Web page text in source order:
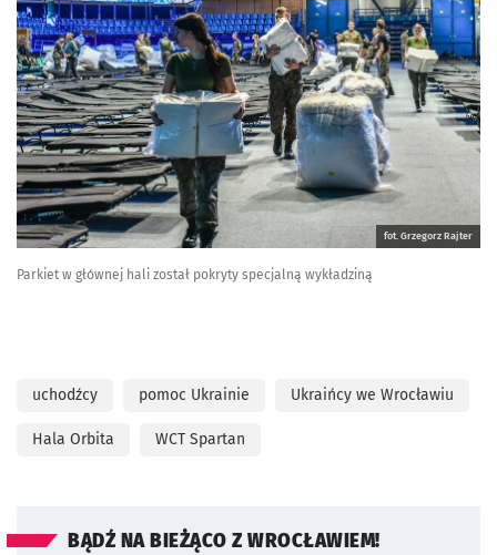
fot. Grzegorz Rajter
Parkiet w głównej hali został pokryty specjalną wykładziną
uchodźcy pomoc Ukrainie Ukraińcy we Wrocławiu
Hala Orbita WCT Spartan
BĄDŹ NA BIEŻĄCO Z WROCŁAWIEM!